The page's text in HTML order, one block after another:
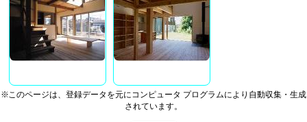
※このページは、登録データを元にコンピュータ プログラムにより自動収集・生成
されています。